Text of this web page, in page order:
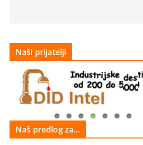
Naši prijatelji
Naš predlog za…